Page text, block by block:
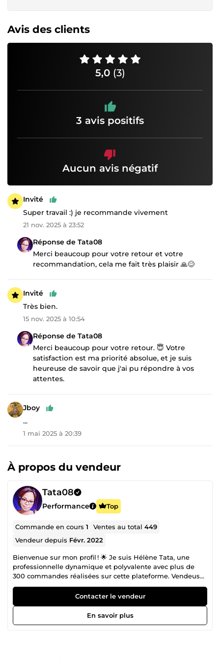
Avis des clients
5,0 (3)
3 avis positifs
Aucun avis négatif
Invité
Super travail :) je recommande vivement
21 nov. 2025 à 23:52
Réponse de Tata08
Merci beaucoup pour votre retour et votre
recommandation, cela me fait très plaisir 🙏😊
Invité
Très bien.
15 nov. 2025 à 10:54
Réponse de Tata08
Merci beaucoup pour votre retour. 😇 Votre
satisfaction est ma priorité absolue, et je suis
heureuse de savoir que j'ai pu répondre à vos
attentes.
Jboy
...
1 mai 2025 à 20:39
À propos du vendeur
Tata08
Performance Top
Commande en cours1 Ventes au total449
Vendeur depuis Févr. 2022
Bienvenue sur mon profil ! 🌟 Je suis Hélène Tata, une
professionnelle dynamique et polyvalente avec plus de
300 commandes réalisées sur cette plateforme. Vendeuse
vérifiée ✅, je combine expertise, passion et engagement
pour vous offrir un service de qualité supérieure. 💼 Mes
domaines de compétence : Marketing de réseau :
Stratégies efficaces pour développer votre activité. Création
de sites web et applications mobiles : Des solutions sur
Contacter le vendeur
En savoir plus